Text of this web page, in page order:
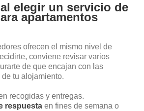
elegir un servicio de
apartamentos
ofrecen el mismo nivel de
conviene revisar varios
de que encajan con las
tu alojamiento.
recogidas y entregas.
respuesta en fines de semana o